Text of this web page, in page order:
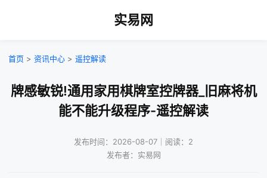
实易网
首页 > 资讯中心 > 遥控解读
牌感敏锐!通用家用棋牌室控牌器_旧麻将机
能不能升级程序-遥控解读
发布时间：2026-08-07｜阅读：2
发布者：实易网